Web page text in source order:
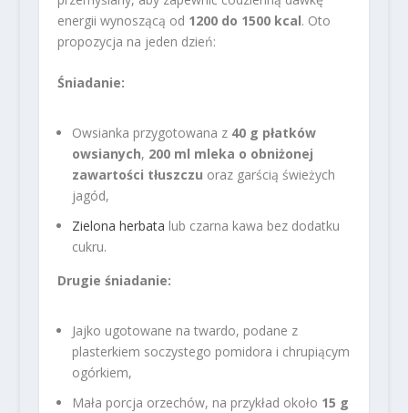
energii wynoszącą od 1200 do 1500 kcal. Oto
propozycja na jeden dzień:
Śniadanie:
Owsianka przygotowana z 40 g płatków
owsianych, 200 ml mleka o obniżonej
zawartości tłuszczu oraz garścią świeżych
jagód,
Zielona herbata lub czarna kawa bez dodatku
cukru.
Drugie śniadanie:
Jajko ugotowane na twardo, podane z
plasterkiem soczystego pomidora i chrupiącym
ogórkiem,
Mała porcja orzechów, na przykład około 15 g